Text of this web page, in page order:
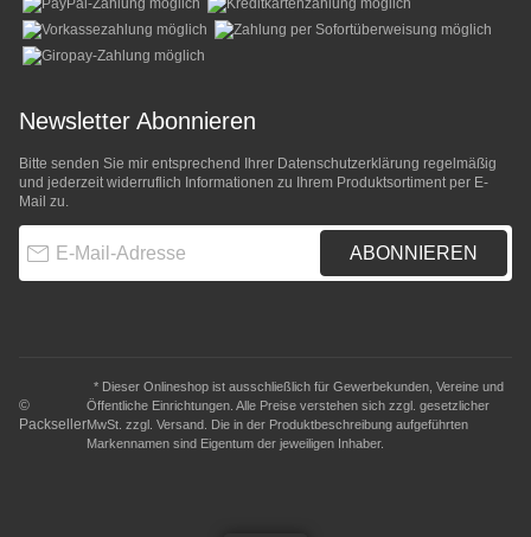
Newsletter Abonnieren
Bitte senden Sie mir entsprechend Ihrer Datenschutzerklärung regelmäßig
und jederzeit widerruflich Informationen zu Ihrem Produktsortiment per E-
Mail zu.
ABONNIEREN
©
Packseller
* Dieser Onlineshop ist ausschließlich für Gewerbekunden, Vereine und
Öffentliche Einrichtungen. Alle Preise verstehen sich zzgl. gesetzlicher
MwSt. zzgl. Versand . Die in der Produktbeschreibung aufgeführten
Markennamen sind Eigentum der jeweiligen Inhaber.